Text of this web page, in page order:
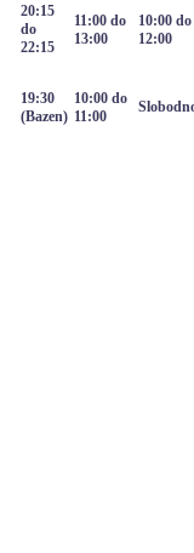
20:15
do
22:15
11:00 do
13:00
10:00 do
12:00
19:30
(Bazen)
10:00 do
11:00